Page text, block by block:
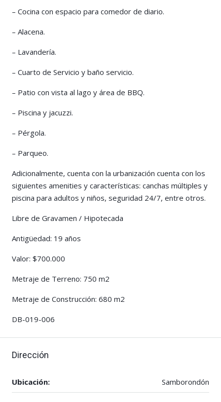
– Cocina con espacio para comedor de diario.
– Alacena.
– Lavandería.
– Cuarto de Servicio y baño servicio.
– Patio con vista al lago y área de BBQ.
– Piscina y jacuzzi.
– Pérgola.
– Parqueo.
Adicionalmente, cuenta con la urbanización cuenta con los
siguientes amenities y características: canchas múltiples y
piscina para adultos y niños, seguridad 24/7, entre otros.
Libre de Gravamen / Hipotecada
Antigüedad: 19 años
Valor: $700.000
Metraje de Terreno: 750 m2
Metraje de Construcción: 680 m2
DB-019-006
Dirección
Ubicación: Samborondón